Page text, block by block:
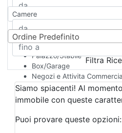
Rustico/Casale
Camera d'Albergo
Multiproprietà
Palazzo/Stabile
Box/Garage
Negozi e Attivita
Qualsiasi
Attività/Licenza
Azienda Agricola
Bar/Ristorante
Camere
Ordine Predefinito
Filtra
Siamo spiacenti! Al
immobile con queste
Puoi provare queste opzioni: